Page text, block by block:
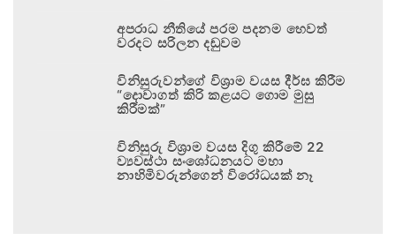
අපරාධ නීතියේ පරම පදනම හෙවත්
වරදට සරිලන දඬුවම
විනිසුරුවන්ගේ විශ්‍රාම වයස දීර්ඝ කිරීම
“දොවාගත් කිරි කළයට ගොම මුසු
කිරීමක්”
විනිසුරු විශ්‍රාම වයස දිගු කිරීමේ 22
ව්‍යවස්ථා සංශෝධනයට මහා
නාහිමිවරුන්ගෙන් විරෝධයක් නෑ